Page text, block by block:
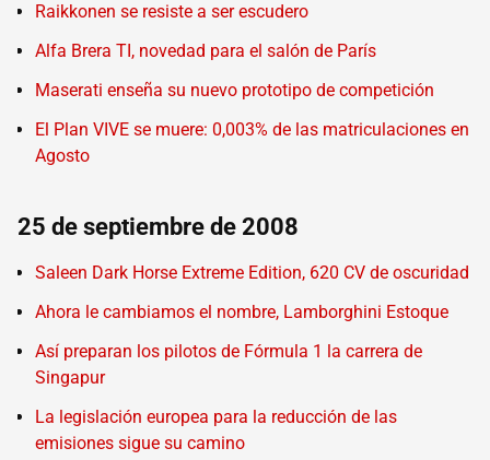
Raikkonen se resiste a ser escudero
Alfa Brera TI, novedad para el salón de París
Maserati enseña su nuevo prototipo de competición
El Plan VIVE se muere: 0,003% de las matriculaciones en
Agosto
25 de septiembre de 2008
Saleen Dark Horse Extreme Edition, 620 CV de oscuridad
Ahora le cambiamos el nombre, Lamborghini Estoque
Así preparan los pilotos de Fórmula 1 la carrera de
Singapur
La legislación europea para la reducción de las
emisiones sigue su camino